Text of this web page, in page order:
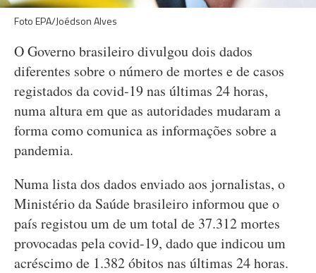
Foto EPA/Joédson Alves
O Governo brasileiro divulgou dois dados
diferentes sobre o número de mortes e de casos
registados da covid-19 nas últimas 24 horas,
numa altura em que as autoridades mudaram a
forma como comunica as informações sobre a
pandemia.
Numa lista dos dados enviado aos jornalistas, o
Ministério da Saúde brasileiro informou que o
país registou um de um total de 37.312 mortes
provocadas pela covid-19, dado que indicou um
acréscimo de 1.382 óbitos nas últimas 24 horas.